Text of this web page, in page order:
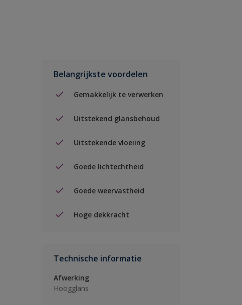
Belangrijkste voordelen
Gemakkelijk te verwerken
Uitstekend glansbehoud
Uitstekende vloeiing
Goede lichtechtheid
Goede weervastheid
Hoge dekkracht
Technische informatie
Afwerking
Hoogglans